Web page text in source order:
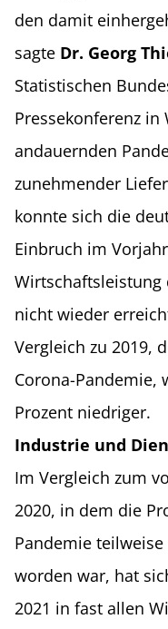
den damit
sagte Dr. Georg
Statistischen
Pressekonferenz in
andauernden
zunehmender
konnte sich die
Einbruch im
Wirtschaftsleistung
nicht wieder
Vergleich zu 2019,
Corona-Pandemie,
Prozent niedriger.
Industrie und
Im Vergleich zum
2020, in dem die
Pandemie
worden war, hat
2021 in fast allen